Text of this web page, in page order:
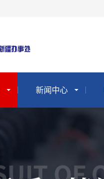
新闻中心